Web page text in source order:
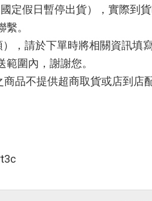
定假日暫停出貨），實際到貨
。
，請於下單時將相關資訊填寫
圍內，謝謝您。
品不提供超商取貨或店到店